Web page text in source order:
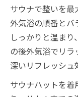
サウナで整いを最
外気浴の順番とバ
しっかりと温ま
の後外気浴でリ
深いリフレッシュ
サウナハットを